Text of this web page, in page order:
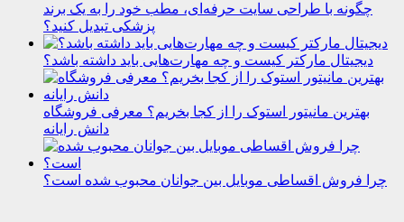
چگونه با طراحی سایت حرفه‌ای، مطب خود را به یک برند
پزشکی تبدیل کنید؟
دیجیتال مارکتر کیست و چه مهارت‌هایی باید داشته باشد؟
بهترین مانیتور استوک را از کجا بخریم؟ معرفی فروشگاه
دانش رایانه
چرا فروش اقساطی موبایل بین جوانان محبوب شده است؟